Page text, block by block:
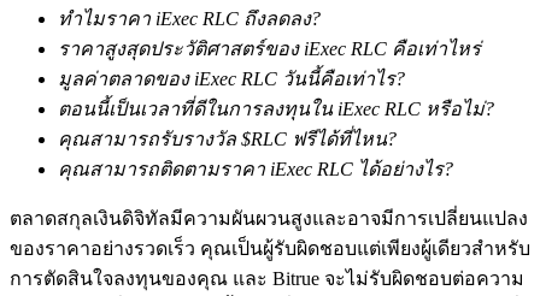
เรียนรู้ Staking
เรียนรู้เกี่ยวกับการสร้างรายได้แบบพาสซีฟ
ทำไมราคา iExec RLC ถึงลดลง?
ราคาสูงสุดประวัติศาสตร์ของ iExec RLC คือเท่าไหร่
มูลค่าตลาดของ iExec RLC วันนี้คือเท่าไร?
ตอนนี้เป็นเวลาที่ดีในการลงทุนใน iExec RLC หรือไม่?
คุณสามารถรับรางวัล $RLC ฟรีได้ที่ไหน?
คุณสามารถติดตามราคา iExec RLC ได้อย่างไร?
ตลาดสกุลเงินดิจิทัลมีความผันผวนสูงและอาจมีการเปลี่ยนแปลง
ของราคาอย่างรวดเร็ว คุณเป็นผู้รับผิดชอบแต่เพียงผู้เดียวสำหรับ
การตัดสินใจลงทุนของคุณ และ Bitrue จะไม่รับผิดชอบต่อความ